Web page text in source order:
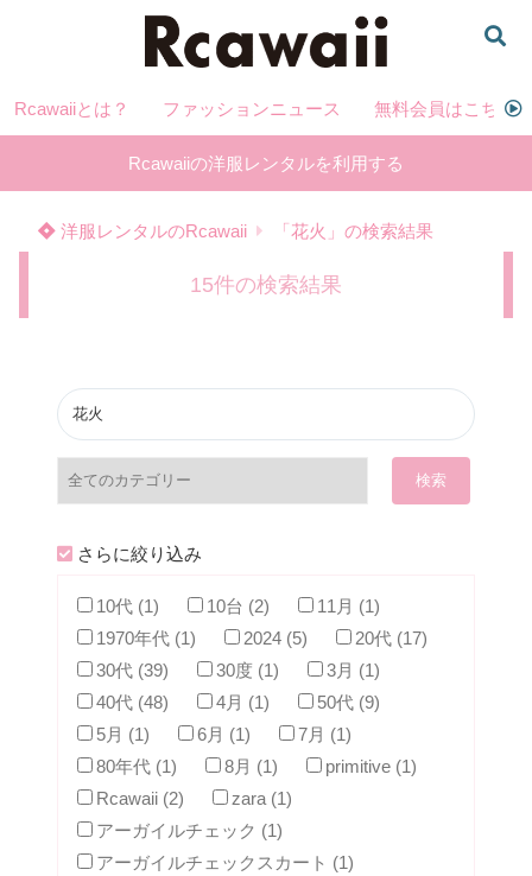
Rcawaiiとは？ ファッションニュース 無料会員はこちら
Rcawaiiの洋服レンタルを利用する
洋服レンタルのRcawaii 「花火」の検索結果
15件の検索結果
検索
さらに絞り込み
10代 (1) 10台 (2)
11月 (1)
1970年代 (1)
2024 (5)
20代 (17)
30代 (39)
30度 (1)
3月 (1)
40代 (48)
4月 (1)
50代 (9)
5月 (1)
6月 (1)
7月 (1)
80年代 (1)
8月 (1)
primitive (1)
Rcawaii (2)
zara (1)
アーガイルチェック (1)
アーガイルチェックスカート (1)